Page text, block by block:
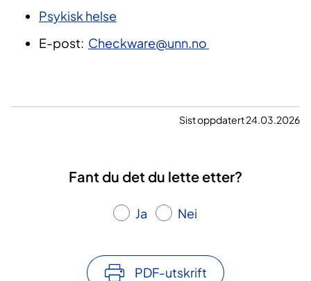
Psykisk helse
E-post: Checkware@unn.no
Sist oppdatert 24.03.2026
Fant du det du lette etter?
Ja Nei
PDF-utskrift